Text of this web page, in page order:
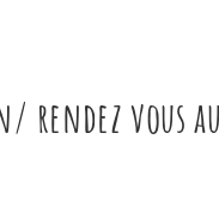
rendez vous